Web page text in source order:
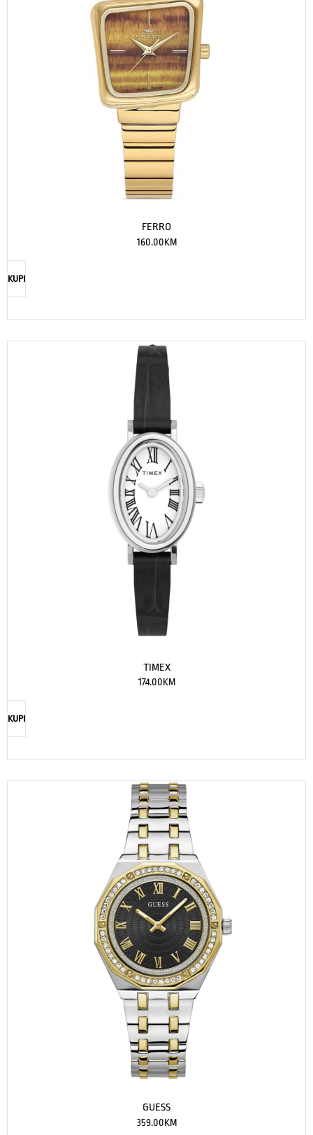
FERRO
160.00KM
KUPI
TIMEX
174.00KM
KUPI
GUESS
359.00KM